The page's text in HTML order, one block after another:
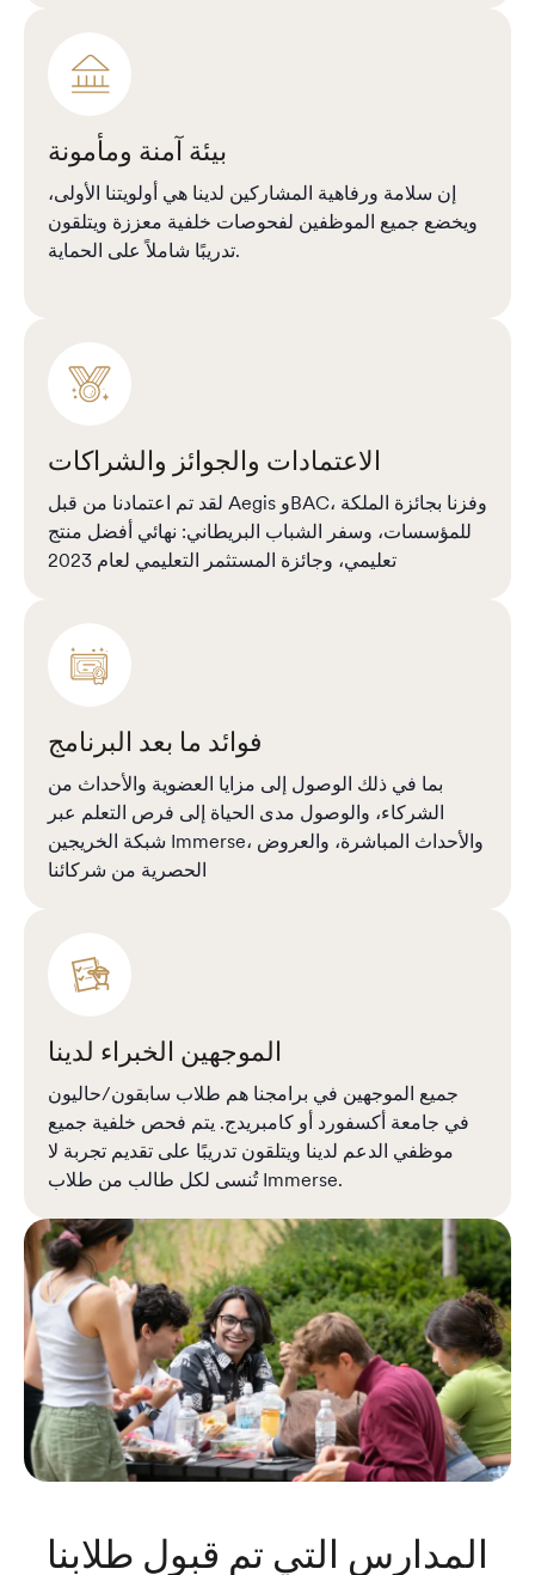
بيئة آمنة ومأمونة
إن سلامة ورفاهية المشاركين لدينا هي أولويتنا الأولى،
ويخضع جميع الموظفين لفحوصات خلفية معززة ويتلقون
تدريبًا شاملاً على الحماية.
الاعتمادات والجوائز والشراكات
لقد تم اعتمادنا من قبل Aegis وBAC، وفزنا بجائزة الملكة
للمؤسسات، وسفر الشباب البريطاني: نهائي أفضل منتج
تعليمي، وجائزة المستثمر التعليمي لعام 2023
فوائد ما بعد البرنامج
بما في ذلك الوصول إلى مزايا العضوية والأحداث من
الشركاء، والوصول مدى الحياة إلى فرص التعلم عبر
شبكة الخريجين Immerse، والأحداث المباشرة، والعروض
الحصرية من شركائنا
الموجهين الخبراء لدينا
جميع الموجهين في برامجنا هم طلاب سابقون/حاليون
في جامعة أكسفورد أو كامبريدج. يتم فحص خلفية جميع
موظفي الدعم لدينا ويتلقون تدريبًا على تقديم تجربة لا
تُنسى لكل طالب من طلاب Immerse.
المدارس التي تم قبول طلابنا